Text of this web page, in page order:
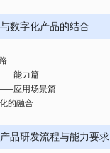
数字化产品的结合
能力篇
应用场景篇
品研发流程与能力要求